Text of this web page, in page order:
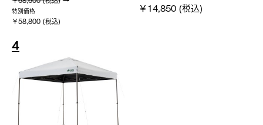
特別価格
￥58,800 (税込)
￥14,850 (税込)
4